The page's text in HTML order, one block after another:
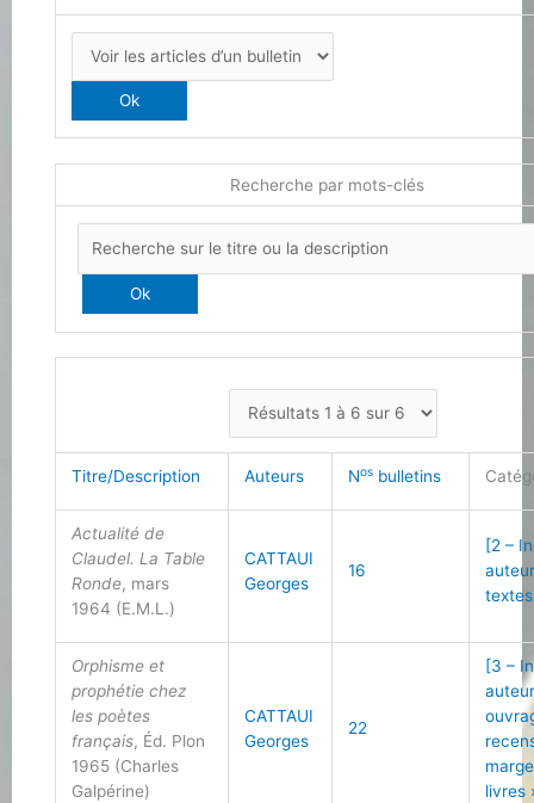
Recherche par mots-clés
Titre/Description Auteurs Nos bulletins
Actualité de
Claudel. La Table
Ronde, mars
1964 (E.M.L.)
CATTAUI
Georges
16
[2 –
Orphisme et
prophétie chez
les poètes
français, Éd. Plon
1965 (Charles
Galpérine)
CATTAUI
Georges
22
[3 –
livres